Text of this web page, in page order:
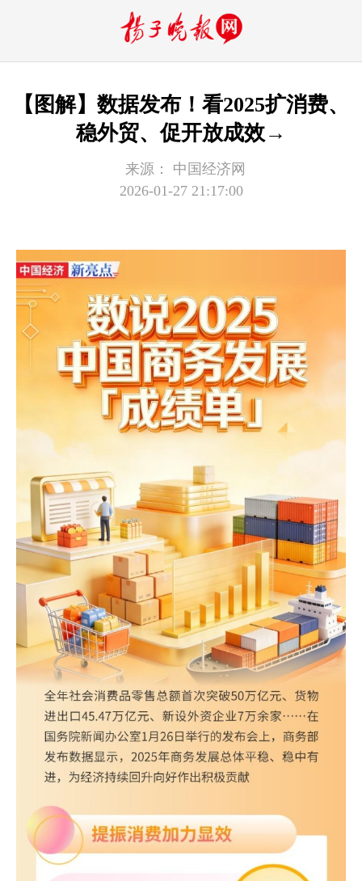
【图解】数据发布！看2025扩消费、
稳外贸、促开放成效→
来源：
中国经济网
2026-01-27 21:17:00